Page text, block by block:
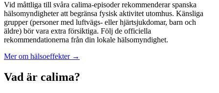
Vid måttliga till svåra calima-episoder rekommenderar spanska
hälsomyndigheter att begränsa fysisk aktivitet utomhus. Känsliga
grupper (personer med luftvägs- eller hjärtsjukdomar, barn och
äldre) bör vara extra försiktiga. Följ de officiella
rekommendationerna från din lokale hälsomyndighet.
Mer om hälsoeffekter→
Vad är calima?